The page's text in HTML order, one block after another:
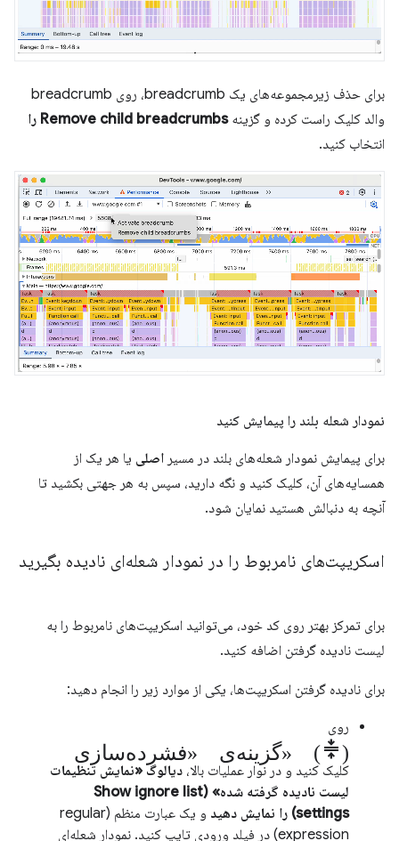
برای حذف زیرمجموعه‌های یک breadcrumb، روی breadcrumb
والد کلیک راست کرده و گزینهRemove child breadcrumbs را
انتخاب کنید.
نمودار شعله بلند را پیمایش کنید
برای پیمایش نمودار شعله‌های بلند در مسیر اصلی یا هر یک از
همسایه‌های آن، کلیک کنید و نگه دارید، سپس به هر جهتی بکشید تا
آنچه به دنبالش هستید نمایان شود.
اسکریپت‌های نامربوط را در نمودار شعله‌ای نادیده بگیرید
برای تمرکز بهتر روی کد خود، می‌توانید اسکریپت‌های نامربوط را به
لیست نادیده گرفتن اضافه کنید.
برای نادیده گرفتن اسکریپت‌ها، یکی از موارد زیر را انجام دهید:
روی
گزینه‌ی «فشرده‌سازی» (compress)
کلیک کنید و در نوار عملیات بالا، دیالوگ «نمایش تنظیمات
لیست نادیده گرفته شده» (Show ignore list
settings) را نمایش دهید
و یک عبارت منظم (regular
expression) در فیلد ورودی تایپ کنید. نمودار شعله‌ای